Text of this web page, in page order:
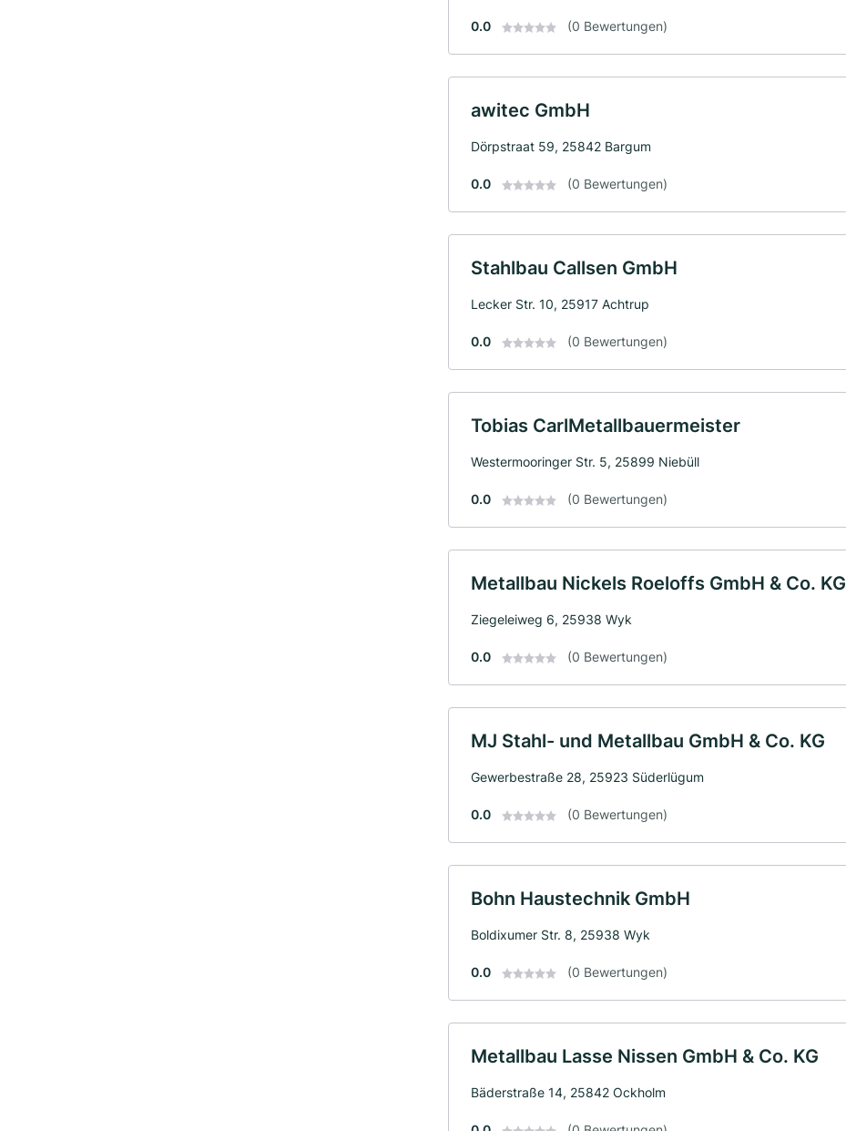
0.0 (0 Bewertungen)
awitec GmbH
Dörpstraat 59, 25842 Bargum
0.0 (0 Bewertungen)
Stahlbau Callsen GmbH
Lecker Str. 10, 25917 Achtrup
0.0 (0 Bewertungen)
Tobias CarlMetallbauermeister
Westermooringer Str. 5, 25899 Niebüll
0.0 (0 Bewertungen)
Metallbau Nickels Roeloffs GmbH & Co. KG
Ziegeleiweg 6, 25938 Wyk
0.0 (0 Bewertungen)
MJ Stahl- und Metallbau GmbH & Co. KG
Gewerbestraße 28, 25923 Süderlügum
0.0 (0 Bewertungen)
Bohn Haustechnik GmbH
Boldixumer Str. 8, 25938 Wyk
0.0 (0 Bewertungen)
Metallbau Lasse Nissen GmbH & Co. KG
Bäderstraße 14, 25842 Ockholm